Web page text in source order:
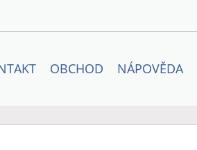
OBCHOD NÁPOVĚDA